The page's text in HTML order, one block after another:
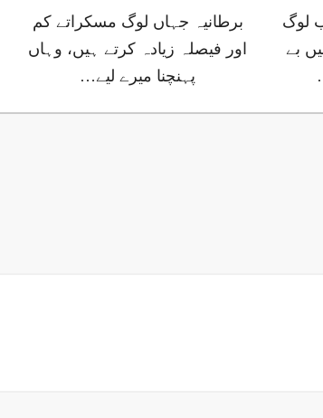
لوگ
بے
برطانیہ جہاں لوگ مسکراتے کم
اور فیصلہ زیادہ کرتے ہیں، وہاں
پہنچنا میرے لیے…